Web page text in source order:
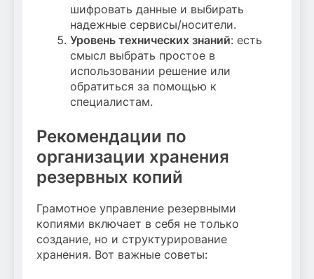
шифровать данные и выбирать
надежные сервисы/носители.
Уровень технических знаний: есть
смысл выбрать простое в
использовании решение или
обратиться за помощью к
специалистам.
Рекомендации по
организации хранения
резервных копий
Грамотное управление резервными
копиями включает в себя не только
создание, но и структурирование
хранения. Вот важные советы: